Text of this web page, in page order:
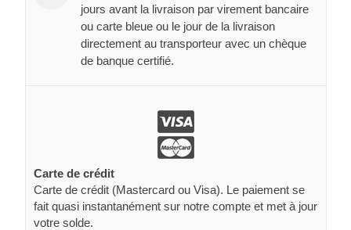
jours avant la livraison par virement bancaire
ou carte bleue ou le jour de la livraison
directement au transporteur avec un chèque
de banque certifié.
Carte de crédit
Carte de crédit (Mastercard ou Visa). Le paiement se
fait quasi instantanément sur notre compte et met à jour
votre solde.